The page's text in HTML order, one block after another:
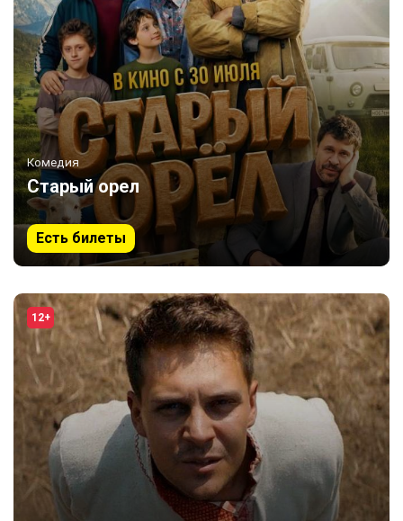
Комедия
Старый орел
Есть билеты
12+